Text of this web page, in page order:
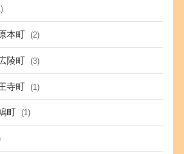
本町 (2)
陵町 (3)
寺町 (1)
町 (1)